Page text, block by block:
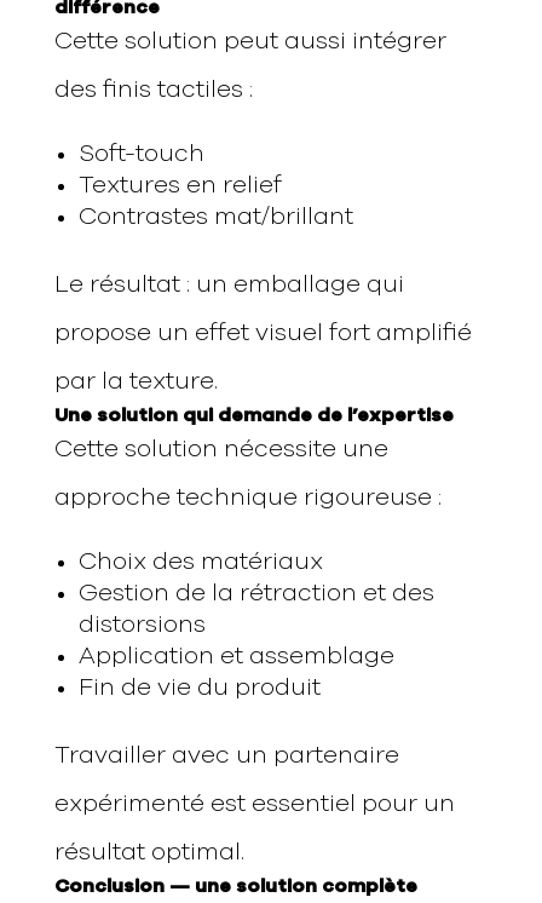
différence
Cette solution peut aussi intégrer
des finis tactiles :
Soft-touch
Textures en relief
Contrastes mat/brillant
Le résultat : un emballage qui
propose un effet visuel fort amplifié
par la texture.
Une solution qui demande de l’expertise
Cette solution nécessite une
approche technique rigoureuse :
Choix des matériaux
Gestion de la rétraction et des
distorsions
Application et assemblage
Fin de vie du produit
Travailler avec un partenaire
expérimenté est essentiel pour un
résultat optimal.
Conclusion — une solution complète